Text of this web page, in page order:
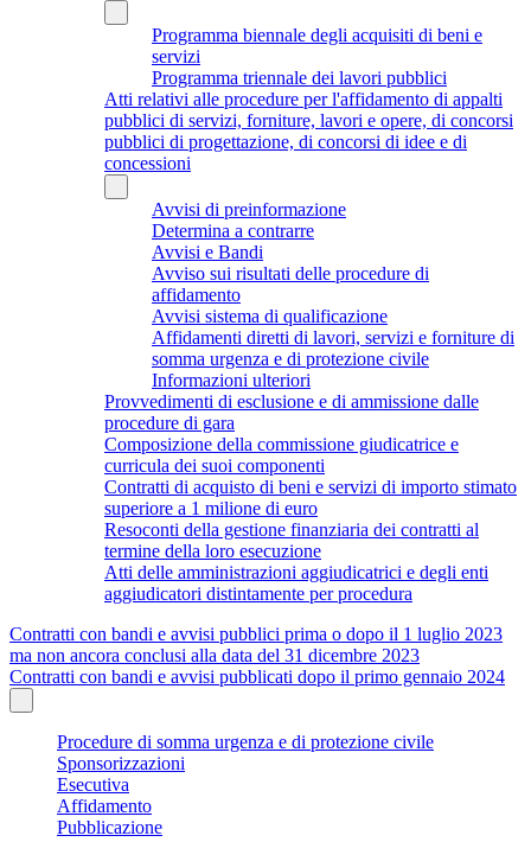
Programma biennale degli acquisiti di beni e
servizi
Programma triennale dei lavori pubblici
Atti relativi alle procedure per l'affidamento di appalti
pubblici di servizi, forniture, lavori e opere, di concorsi
pubblici di progettazione, di concorsi di idee e di
concessioni
Avvisi di preinformazione
Determina a contrarre
Avvisi e Bandi
Avviso sui risultati delle procedure di
affidamento
Avvisi sistema di qualificazione
Affidamenti diretti di lavori, servizi e forniture di
somma urgenza e di protezione civile
Informazioni ulteriori
Provvedimenti di esclusione e di ammissione dalle
procedure di gara
Composizione della commissione giudicatrice e
curricula dei suoi componenti
Contratti di acquisto di beni e servizi di importo stimato
superiore a 1 milione di euro
Resoconti della gestione finanziaria dei contratti al
termine della loro esecuzione
Atti delle amministrazioni aggiudicatrici e degli enti
aggiudicatori distintamente per procedura
Contratti con bandi e avvisi pubblici prima o dopo il 1 luglio 2023
ma non ancora conclusi alla data del 31 dicembre 2023
Contratti con bandi e avvisi pubblicati dopo il primo gennaio 2024
Procedure di somma urgenza e di protezione civile
Sponsorizzazioni
Esecutiva
Affidamento
Pubblicazione